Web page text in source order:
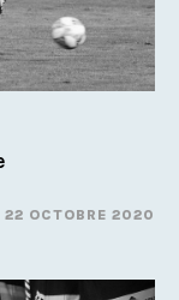
22 OCTOBRE 2020